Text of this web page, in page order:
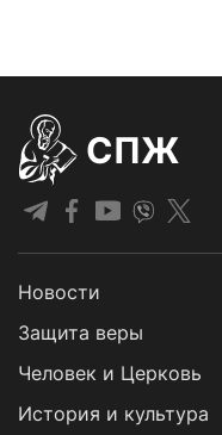
СПЖ
Новости
Защита веры
Человек и Церковь
История и культура